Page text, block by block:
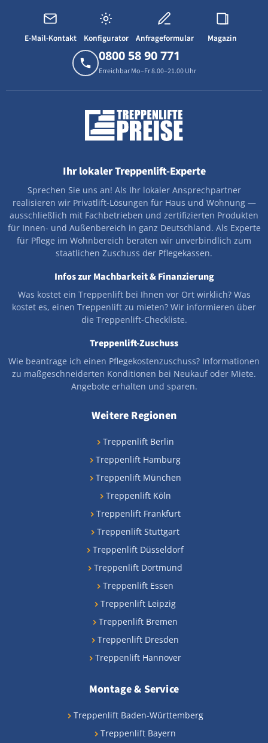
E-Mail-Kontakt Konfigurator Anfrageformular Magazin
0800 58 90 771
Erreichbar Mo–Fr 8.00–21.00 Uhr
Ihr lokaler Treppenlift-Experte
Sprechen Sie uns an! Als Ihr lokaler Ansprechpartner
realisieren wir Privatlift-Lösungen für Haus und Wohnung —
ausschließlich mit Fachbetrieben und zertifizierten Produkten
für Innen- und Außenbereich in ganz Deutschland. Als Experte
für Pflege im Wohnbereich beraten wir unverbindlich zum
staatlichen Zuschuss der Pflegekassen.
Infos zur Machbarkeit & Finanzierung
Was kostet ein Treppenlift bei Ihnen vor Ort wirklich? Was
kostet es, einen Treppenlift zu mieten? Wir informieren über
die Treppenlift-Checkliste.
Treppenlift-Zuschuss
Wie beantrage ich einen Pflegekostenzuschuss? Informationen
zu maßgeschneiderten Konditionen bei Neukauf oder Miete.
Angebote erhalten und sparen.
Weitere Regionen
Treppenlift Berlin
Treppenlift Hamburg
Treppenlift München
Treppenlift Köln
Treppenlift Frankfurt
Treppenlift Stuttgart
Treppenlift Düsseldorf
Treppenlift Dortmund
Treppenlift Essen
Treppenlift Leipzig
Treppenlift Bremen
Treppenlift Dresden
Treppenlift Hannover
Montage & Service
Treppenlift Baden-Württemberg
Treppenlift Bayern